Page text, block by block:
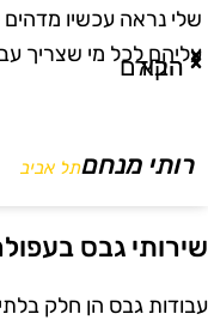
שלי נראה עכשיו
עליהם לכל מי שצריך
רותי מנחםתל אביב
הקודם
הבא
גבס
גבס הן חלק בלתי